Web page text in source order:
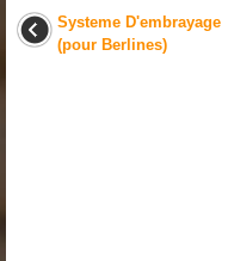
Systeme D'embrayage
(pour Berlines)